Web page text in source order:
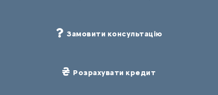
Замовити консультацію
Розрахувати кредит